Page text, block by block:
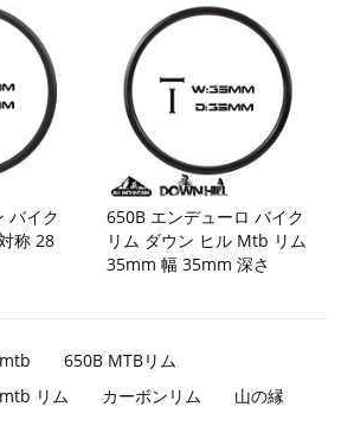
バイク
称 28
650B エンデューロ バイク
リム ダウン ヒル Mtb リム
35mm 幅 35mm 深さ
650B MTBリム
リム
カーボンリム 山の縁